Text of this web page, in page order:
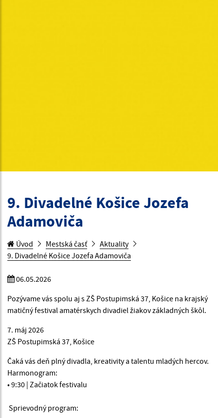
9. Divadelné Košice Jozefa
Adamoviča
Úvod Mestská časť
Aktuality
9. Divadelné Košice Jozefa Adamoviča
06.05.2026
Pozývame vás spolu aj s ZŠ Postupimská 37, Košice na krajský
matičný festival amatérskych divadiel žiakov základných škôl.
7. máj 2026
ZŠ Postupimská 37, Košice
Čaká vás deň plný divadla, kreativity a talentu mladých hercov.
Harmonogram:
• 9:30 | Začiatok festivalu
Sprievodný program: